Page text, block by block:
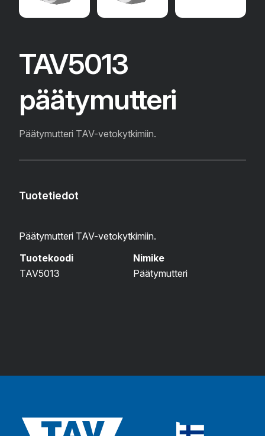
TAV5013
päätymutteri
Päätymutteri TAV-vetokytkimiin.
Tuotetiedot
Päätymutteri TAV-vetokytkimiin.
Tuotekoodi
Nimike
TAV5013
Päätymutteri